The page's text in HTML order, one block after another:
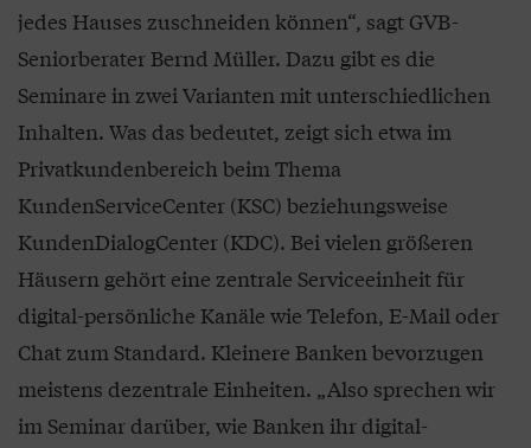
jedes Hauses zuschneiden können“, sagt GVB-
Seniorberater Bernd Müller. Dazu gibt es die
Seminare in zwei Varianten mit unterschiedlichen
Inhalten. Was das bedeutet, zeigt sich etwa im
Privatkundenbereich beim Thema
KundenServiceCenter (KSC) beziehungsweise
KundenDialogCenter (KDC). Bei vielen größeren
Häusern gehört eine zentrale Serviceeinheit für
digital-persönliche Kanäle wie Telefon, E-Mail oder
Chat zum Standard. Kleinere Banken bevorzugen
meistens dezentrale Einheiten. „Also sprechen wir
im Seminar darüber, wie Banken ihr digital-